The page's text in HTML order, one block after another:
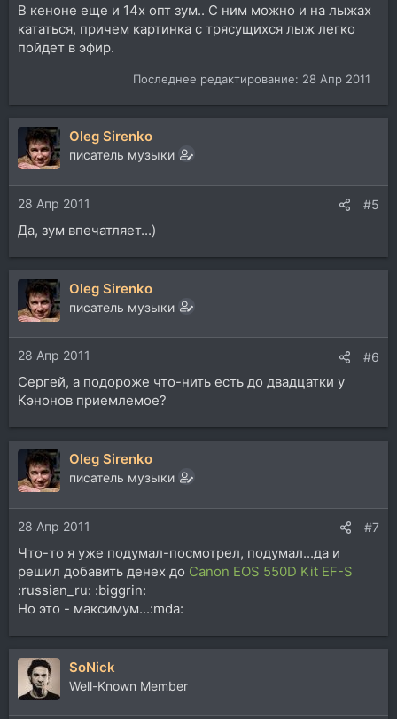
В кеноне еще и 14х опт зум.. С ним можно и на лыжах
кататься, причем картинка с трясущихся лыж легко
пойдет в эфир.
Последнее редактирование: 28 Апр 2011
Oleg Sirenko
писатель музыки
28 Апр 2011 #5
Да, зум впечатляет...)
Oleg Sirenko
писатель музыки
28 Апр 2011 #6
Сергей, а подороже что-нить есть до двадцатки у
Кэнонов приемлемое?
Oleg Sirenko
писатель музыки
28 Апр 2011 #7
Что-то я уже подумал-посмотрел, подумал...да и
решил добавить денех до Canon EOS 550D Kit EF-S
:russian_ru: :biggrin:
Но это - максимум...:mda:
SoNick
Well-Known Member